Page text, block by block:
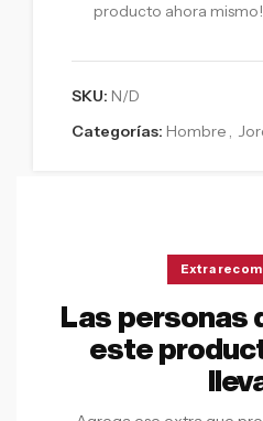
producto ahora mismo!
SKU: N/D
Categorías: Hombre ,
Extra
Las personas
este